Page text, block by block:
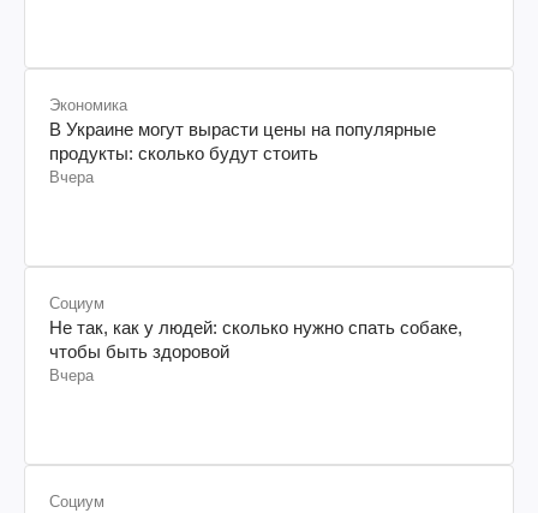
Экономика
В Украине могут вырасти цены на популярные
продукты: сколько будут стоить
Вчера
Социум
Не так, как у людей: сколько нужно спать собаке,
чтобы быть здоровой
Вчера
Социум